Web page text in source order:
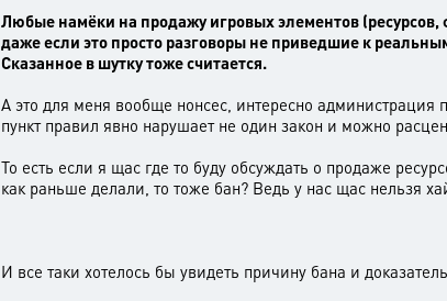
Любые намёки на продажу игровых элементов (ресурсов,
даже если это просто разговоры не приведшие к
Сказанное в шутку тоже считается.
А это для меня вообще нонсес, интересно администрация
пункт правил явно нарушает не один закон и можно
То есть если я щас где то буду обсуждать о продаже
как раньше делали, то тоже бан? Ведь у нас щас нельзя
И все таки хотелось бы увидеть причину бана и